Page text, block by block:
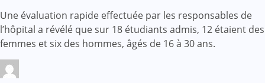
Une évaluation rapide effectuée par les responsables de
l’hôpital a révélé que sur 18 étudiants admis, 12 étaient des
femmes et six des hommes, âgés de 16 à 30 ans.